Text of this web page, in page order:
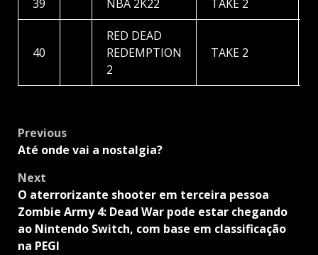
39 NBA 2K22 TAKE 2
40
RED DEAD
REDEMPTION
2
TAKE 2
Post
navigation
Previous
Até onde vai a nostalgia?
Next
O aterrorizante shooter em terceira pessoa
Zombie Army 4: Dead War pode estar chegando
ao Nintendo Switch, com base em classificação
na PEGI